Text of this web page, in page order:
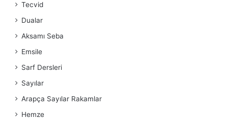
Tecvid
Dualar
Aksamı Seba
Emsile
Sarf Dersleri
Sayılar
Arapça Sayılar Rakamlar
Hemze